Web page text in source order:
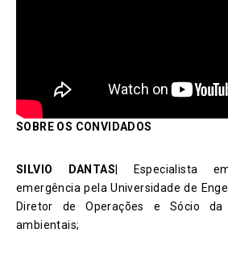
SOBRE OS CONVIDADOS
SILVIO DANTAS | Especialista
emergência pela Universidade de
Diretor de Operações e Sócio da
ambientais;